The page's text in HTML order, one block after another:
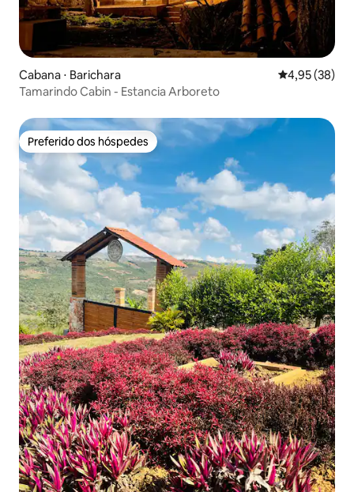
Cabana ⋅ Barichara 4,95 de uma
4,95 (38)
Tamarindo Cabin - Estancia Arboreto
Preferido dos hóspedes
Preferido dos hóspedes